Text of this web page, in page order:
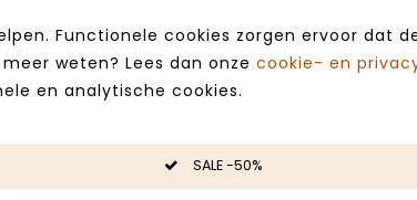
Functionele cookies zorgen ervoor dat
weten? Lees dan onze cookie- en
en analytische cookies.
SALE -50%